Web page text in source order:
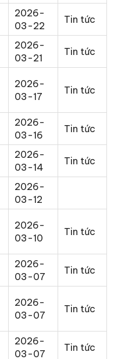
2026-
03-22
Tin tức
2026-
03-21
Tin tức
2026-
03-17
Tin tức
2026-
03-16
Tin tức
2026-
03-14
Tin tức
2026-
03-12
2026-
03-10
Tin tức
2026-
03-07
Tin tức
2026-
03-07
Tin tức
2026-
03-07
Tin tức